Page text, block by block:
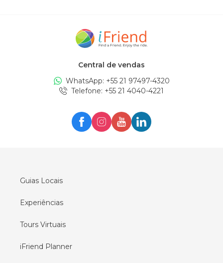
Central de vendas
WhatsApp: +55 21 97497-4320
Telefone: +55 21 4040-4221
Guias Locais
Experiências
Tours Virtuais
iFriend Planner